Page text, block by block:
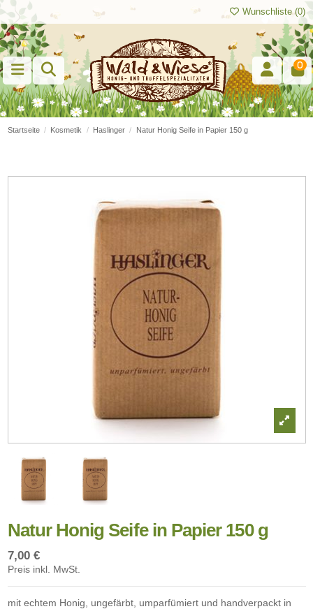
Wunschliste (0)
0
Startseite Kosmetik Haslinger Natur Honig Seife in Papier 150 g
Natur Honig Seife in Papier 150 g
7,00 €
Preis inkl. MwSt.
mit echtem Honig, ungefärbt, umparfümiert und handverpackt in